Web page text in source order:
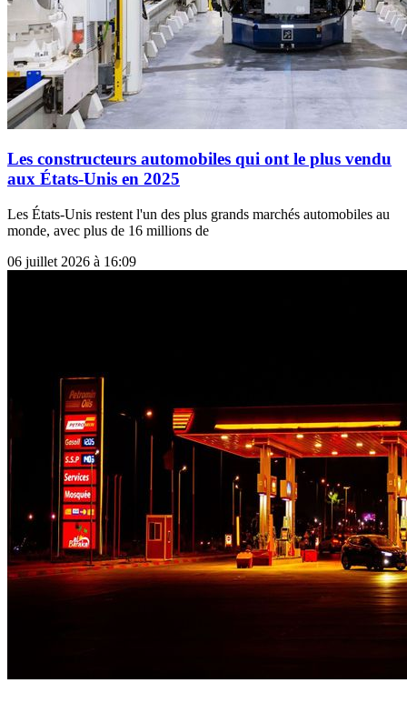
Les constructeurs automobiles qui ont le plus vendu
aux États-Unis en 2025
Les États-Unis restent l'un des plus grands marchés automobiles au
monde, avec plus de 16 millions de
06 juillet 2026 à 16:09